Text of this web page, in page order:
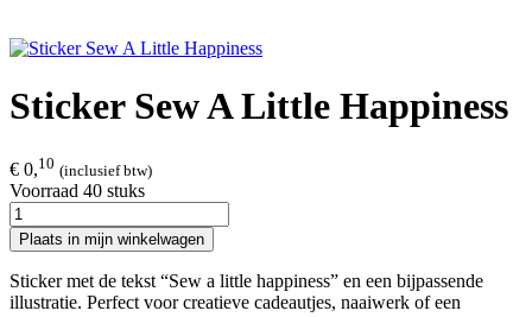
Sticker Sew A Little Happiness
€ 0,10 (inclusief btw)
Voorraad 40 stuks
Plaats in mijn winkelwagen
Sticker met de tekst “Sew a little happiness” en een bijpassende
illustratie. Perfect voor creatieve cadeautjes, naaiwerk of een